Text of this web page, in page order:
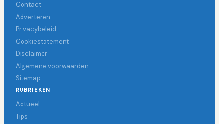
Contact
Adverteren
Privacybeleid
Cookiestatement
Disclaimer
Algemene voorwaarden
Sitemap
RUBRIEKEN
Actueel
Tips